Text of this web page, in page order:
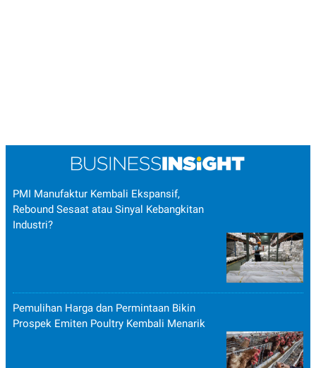
PMI Manufaktur Kembali Ekspansif,
Rebound Sesaat atau Sinyal Kebangkitan
Industri?
Pemulihan Harga dan Permintaan Bikin
Prospek Emiten Poultry Kembali Menarik